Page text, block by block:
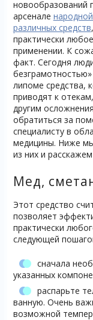
новообразований
арсенале
различных средств
практически
применении. К
факт. Сегодня
липоме средства,
приводят к
другим
обратиться за
специалисту в
медицины. Ниже
из них и
Мед,
Этот средство
позволяет
практически
следующей
сначала
указанных
распарьте
ванную. Очень
возможной